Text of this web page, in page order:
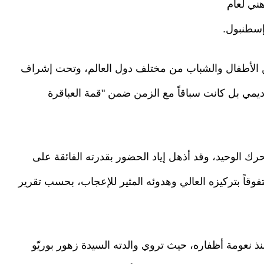
لعام
والشباب من مختلف دول العالم، وتحت إشراف
بل كانت سباقاً مع الزمن ضمن "قمة العباقرة
الوحيد، وقد أذهل إياد الحضور بقدرته الفائقة على
بتركيزه العالي وهدوئه المثير للإعجاب، بحسب تقرير
أظفاره، حيث تروي والدته السيدة زهور بوريّو